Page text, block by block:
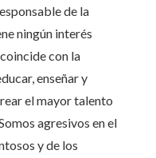
de la
ningún interés
con la
enseñar y
el mayor talento
agresivos en el
y de los